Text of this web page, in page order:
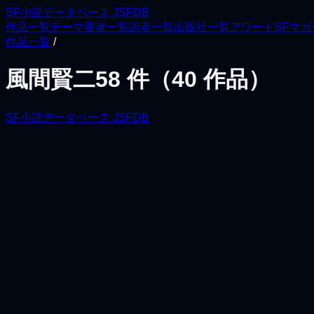
SF小説データベース JSFDB
作品一覧テーマ著者一覧訳者一覧出版社一覧アワードSFマガ
作品一覧 /
風間賢二58 件（40 作品）
SF小説データベース JSFDB